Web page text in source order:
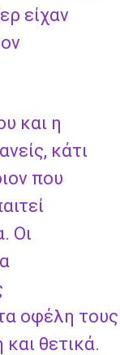
είχαν
και η
κάτι
που
Οι
οφέλη τους
θετικά.